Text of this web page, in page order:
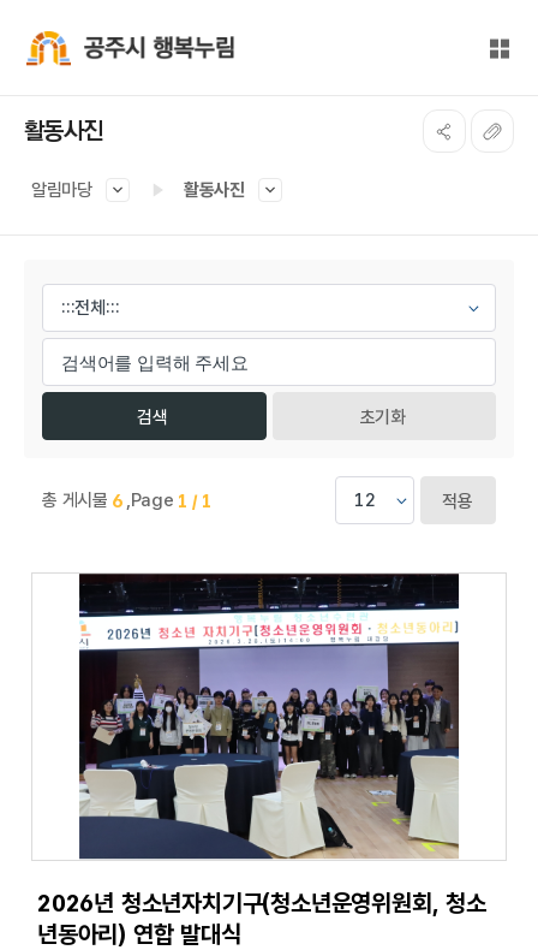
전체
활동사진
알림마당 활동사진
초기화
총 게시물 6 ,Page 1 / 1 적용
2026년 청소년자치기구(청소년운영위원회, 청소
년동아리) 연합 발대식